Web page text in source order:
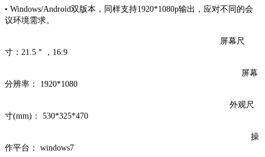
• Windows/Android双版本，同样支持1920*1080p输出，应对不同的会
议环境需求。
屏幕尺
寸：21.5＂，16:9
屏幕
分辨率： 1920*1080
外观尺
寸(mm)： 530*325*470
操
作平台： windows7